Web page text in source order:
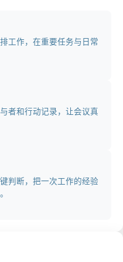
工作，在重要任务与日常
者和行动记录，让会议真
判断，把一次工作的经验